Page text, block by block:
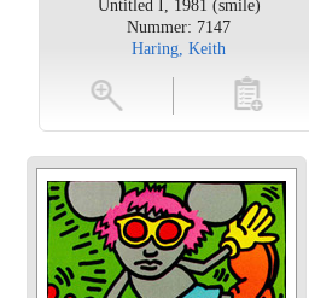
Untitled I, 1981 (smile)
Nummer: 7147
Haring, Keith
toevoegen